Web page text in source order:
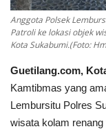
Ekonomi
Pendidikan
Informasi
Olahraga
Anggota Polsek
Patroli ke lokasi objek
Kota Sukabumi.(Foto:
Guetilang.com,
Kamtibmas yang
Lembursitu Polres
wisata kolam